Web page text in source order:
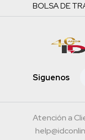
BOLSA DE
Siguenos
Atención a